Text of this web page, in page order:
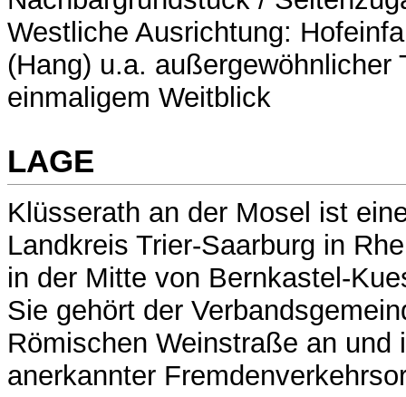
Westliche Ausrichtung:
(Hang) u.a. außergewöhnlicher
einmaligem Weitblick
LAGE
Klüsserath an der Mosel ist
Landkreis Trier-Saarburg in
in der Mitte von Bernkastel-
Sie gehört der
Römischen Weinstraße an und
anerkannter